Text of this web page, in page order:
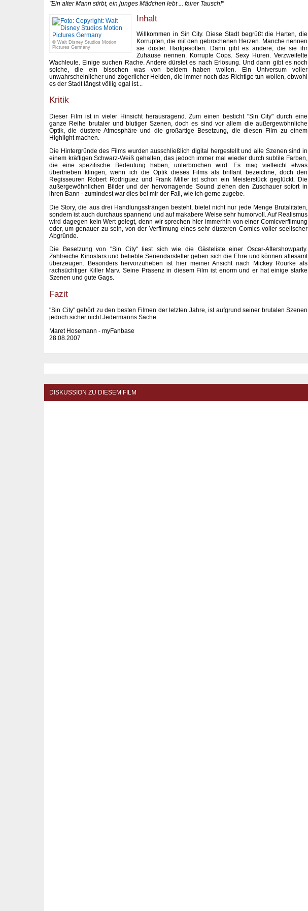
"Ein alter Mann stirbt, ein junges Mädchen lebt ... fairer Tausch!"
© Walt Disney Studios Motion
Pictures Germany
Inhalt
Willkommen in Sin City. Diese Stadt begrüßt die Harten, die
Korrupten, die mit den gebrochenen Herzen. Manche nennen
sie düster. Hartgesotten. Dann gibt es andere, die sie ihr
Zuhause nennen. Korrupte Cops. Sexy Huren. Verzweifelte
Wachleute. Einige suchen Rache. Andere dürstet es nach Erlösung. Und dann gibt es noch
solche, die ein bisschen was von beidem haben wollen. Ein Universum voller
unwahrscheinlicher und zögerlicher Helden, die immer noch das Richtige tun wollen, obwohl
es der Stadt längst völlig egal ist...
Kritik
Dieser Film ist in vieler Hinsicht herausragend. Zum einen besticht "Sin City" durch eine
ganze Reihe brutaler und blutiger Szenen, doch es sind vor allem die außergewöhnliche
Optik, die düstere Atmosphäre und die großartige Besetzung, die diesen Film zu einem
Highlight machen.
Die Hintergründe des Films wurden ausschließlich digital hergestellt und alle Szenen sind in
einem kräftigen Schwarz-Weiß gehalten, das jedoch immer mal wieder durch subtile Farben,
die eine spezifische Bedeutung haben, unterbrochen wird. Es mag vielleicht etwas
übertrieben klingen, wenn ich die Optik dieses Films als brillant bezeichne, doch den
Regisseuren Robert Rodriguez und Frank Miller ist schon ein Meisterstück geglückt. Die
außergewöhnlichen Bilder und der hervorragende Sound ziehen den Zuschauer sofort in
ihren Bann - zumindest war dies bei mir der Fall, wie ich gerne zugebe.
Die Story, die aus drei Handlungssträngen besteht, bietet nicht nur jede Menge Brutalitäten,
sondern ist auch durchaus spannend und auf makabere Weise sehr humorvoll. Auf Realismus
wird dagegen kein Wert gelegt, denn wir sprechen hier immerhin von einer Comicverfilmung
oder, um genauer zu sein, von der Verfilmung eines sehr düsteren Comics voller seelischer
Abgründe.
Die Besetzung von "Sin City" liest sich wie die Gästeliste einer Oscar-Aftershowparty.
Zahlreiche Kinostars und beliebte Seriendarsteller geben sich die Ehre und können allesamt
überzeugen. Besonders hervorzuheben ist hier meiner Ansicht nach Mickey Rourke als
rachsüchtiger Killer Marv. Seine Präsenz in diesem Film ist enorm und er hat einige starke
Szenen und gute Gags.
Fazit
"Sin City" gehört zu den besten Filmen der letzten Jahre, ist aufgrund seiner brutalen Szenen
jedoch sicher nicht Jedermanns Sache.
Maret Hosemann - myFanbase
28.08.2007
DISKUSSION ZU DIESEM FILM